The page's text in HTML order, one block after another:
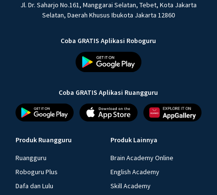
Jl. Dr. Saharjo No.161, Manggarai Selatan, Tebet, Kota Jakarta
Selatan, Daerah Khusus Ibukota Jakarta 12860
Coba GRATIS Aplikasi Roboguru
Coba GRATIS Aplikasi Ruangguru
Produk Ruangguru
Ruangguru
Roboguru Plus
Dafa dan Lulu
Produk Lainnya
Brain Academy Online
English Academy
Skill Academy